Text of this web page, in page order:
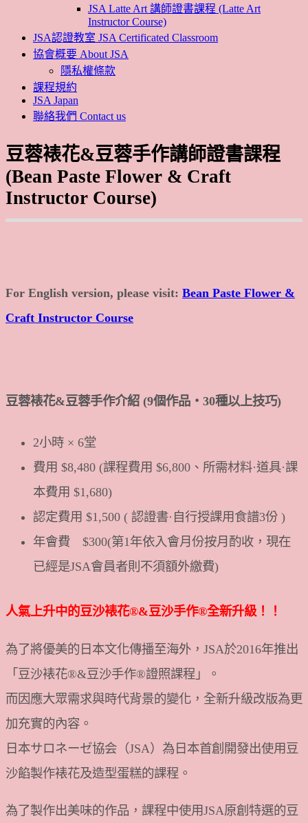
JSA Latte Art 講師證書課程 (Latte Art
Instructor Course)
JSA認證教室 JSA Certificated Classroom
協會概要 About JSA
隱私權條款
課程規約
JSA Japan
聯絡我們 Contact us
豆蓉裱花&豆蓉手作講師證書課程
(Bean Paste Flower & Craft
Instructor Course)
For English version, please visit: Bean Paste Flower &
Craft Instructor Course
豆蓉裱花&豆蓉手作介紹 (9個作品・30種以上技巧)
2小時 × 6堂
費用 $8,480 (課程費用 $6,800、所需材料·道具·課
本費用 $1,680)
認定費用 $1,500 ( 認證書·自行授課用食譜3份 )
年會費 $300(第1年依入會月份按月酌收，現在
已經是JSA會員者則不須額外繳費)
人氣上升中的豆沙裱花®&豆沙手作®全新升級！！
為了將優美的日本文化傳播至海外，JSA於2016年推出
「豆沙裱花®&豆沙手作®證照課程」。
而因應大眾需求與時代背景的變化，全新升級改版為更
加充實的內容。
日本サロネーゼ協会（JSA）為日本首創開發出使用豆
沙餡製作裱花及造型蛋糕的課程。
為了製作出美味的作品，課程中使用JSA原創特選的豆